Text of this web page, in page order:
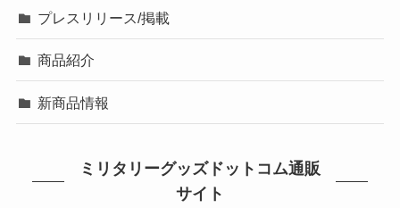
プレスリリース/掲載
商品紹介
新商品情報
ミリタリーグッズドットコム通販
サイト